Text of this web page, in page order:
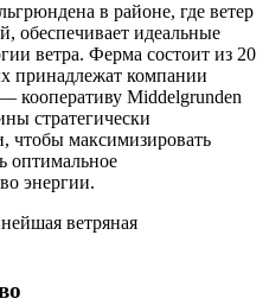
в районе, где ветер
обеспечивает идеальные
ветра. Ферма состоит из 20
принадлежат компании
кооперативу Middelgrunden
стратегически
чтобы максимизировать
оптимальное
энергии.
ветряная